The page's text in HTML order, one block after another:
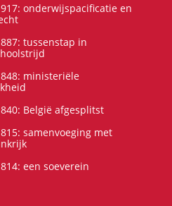
onderwijspacificatie en
tussenstap in
ministeriële
België afgesplitst
samenvoeging met
een soeverein